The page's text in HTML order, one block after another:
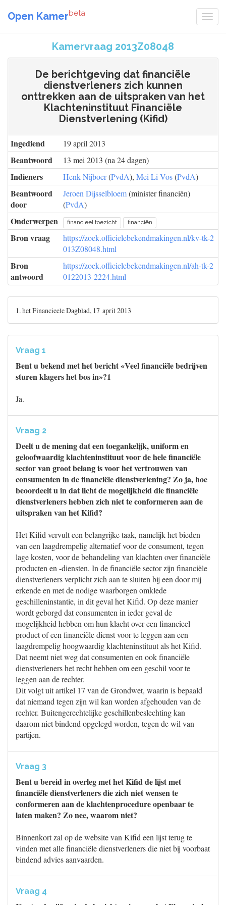
Open Kamerbeta
Kamervraag 2013Z08048
De berichtgeving dat financiële
dienstverleners zich kunnen
onttrekken aan de uitspraken van het
Klachteninstituut Financiële
Dienstverlening (Kifid)
Ingediend 19 april 2013
Beantwoord 13 mei 2013 (na 24 dagen)
Indieners Henk Nijboer(PvdA), Mei Li Vos(PvdA)
Beantwoord
door
Jeroen Dijsselbloem(minister financiën)
(PvdA)
Onderwerpen financieel toezicht financiën
Bron vraag
https://zoek.officielebekendmakingen.nl/kv-tk-2
013Z08048.html
Bron
antwoord
https://zoek.officielebekendmakingen.nl/ah-tk-2
0122013-2224.html
1. het Financieele Dagblad, 17 april 2013
Vraag 1
Bent u bekend met het bericht «Veel financiële bedrijven
sturen klagers het bos in»?1
Ja.
Vraag 2
Deelt u de mening dat een toegankelijk, uniform en
geloofwaardig klachteninstituut voor de hele financiële
sector van groot belang is voor het vertrouwen van
consumenten in de financiële dienstverlening? Zo ja, hoe
beoordeelt u in dat licht de mogelijkheid die financiële
dienstverleners hebben zich niet te conformeren aan de
uitspraken van het Kifid?
Het Kifid vervult een belangrijke taak, namelijk het bieden
van een laagdrempelig alternatief voor de consument, tegen
lage kosten, voor de behandeling van klachten over financiële
producten en -diensten. In de financiële sector zijn financiële
dienstverleners verplicht zich aan te sluiten bij een door mij
erkende en met de nodige waarborgen omklede
geschilleninstantie, in dit geval het Kifid. Op deze manier
wordt geborgd dat consumenten in ieder geval de
mogelijkheid hebben om hun klacht over een financieel
product of een financiële dienst voor te leggen aan een
laagdrempelig hoogwaardig klachteninstituut als het Kifid.
Dat neemt niet weg dat consumenten en ook financiële
dienstverleners het recht hebben om een geschil voor te
leggen aan de rechter.
Dit volgt uit artikel 17 van de Grondwet, waarin is bepaald
dat niemand tegen zijn wil kan worden afgehouden van de
rechter. Buitengerechtelijke geschillenbeslechting kan
daarom niet bindend opgelegd worden, tegen de wil van
partijen.
Vraag 3
Bent u bereid in overleg met het Kifid de lijst met
financiële dienstverleners die zich niet wensen te
conformeren aan de klachtenprocedure openbaar te
laten maken? Zo nee, waarom niet?
Binnenkort zal op de website van Kifid een lijst terug te
vinden met alle financiële dienstverleners die niet bij voorbaat
bindend advies aanvaarden.
Vraag 4